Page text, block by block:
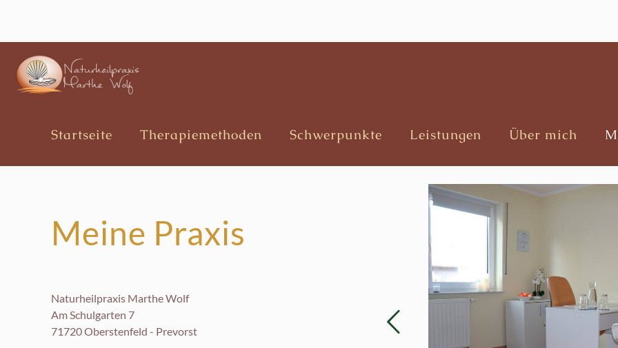
Startseite Therapiemethoden Schwerpunkte Leistungen Über mich
Meine Praxis
Naturheilpraxis Marthe Wolf
Am Schulgarten 7
71720 Oberstenfeld - Prevorst